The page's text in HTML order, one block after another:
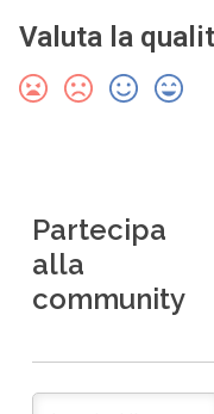
Valuta la
Partecipa
alla
community